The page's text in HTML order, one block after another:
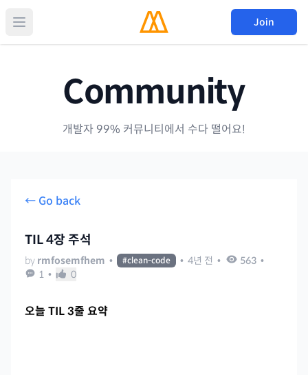
Join
Community
개발자 99% 커뮤니티에서 수다 떨어요!
← Go back
TIL 4장 주석
by rmfosemfhem • #clean-code • 4년 전 • 563 •
1 • 0
오늘 TIL 3줄 요약